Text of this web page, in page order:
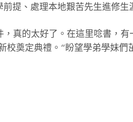
提、處理本地艱苦先生進修生
真的太好了。在這里唸書，
奠定典禮。“盼望學弟學妹